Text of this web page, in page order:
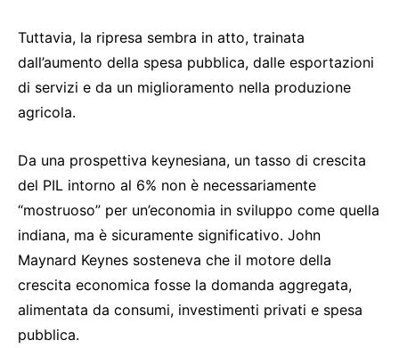
Tuttavia, la ripresa sembra in atto, trainata
dall’aumento della spesa pubblica, dalle esportazioni
di servizi e da un miglioramento nella produzione
agricola.
Da una prospettiva keynesiana, un tasso di crescita
del PIL intorno al 6% non è necessariamente
“mostruoso” per un’economia in sviluppo come quella
indiana, ma è sicuramente significativo. John
Maynard Keynes sosteneva che il motore della
crescita economica fosse la domanda aggregata,
alimentata da consumi, investimenti privati e spesa
pubblica.